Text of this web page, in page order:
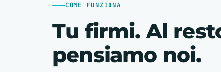
COME FUNZIONA
Tu firmi. Al
pensiamo noi.